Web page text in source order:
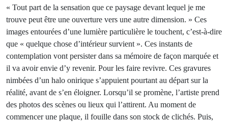
« Tout part de la sensation que ce paysage devant lequel je me
trouve peut être une ouverture vers une autre dimension. » Ces
images entourées d’une lumière particulière le touchent, c’est-à-dire
que « quelque chose d’intérieur survient ». Ces instants de
contemplation vont persister dans sa mémoire de façon marquée et
il va avoir envie d’y revenir. Pour les faire revivre. Ces gravures
nimbées d’un halo onirique s’appuient pourtant au départ sur la
réalité, avant de s’en éloigner. Lorsqu’il se promène, l’artiste prend
des photos des scènes ou lieux qui l’attirent. Au moment de
commencer une plaque, il fouille dans son stock de clichés. Puis,